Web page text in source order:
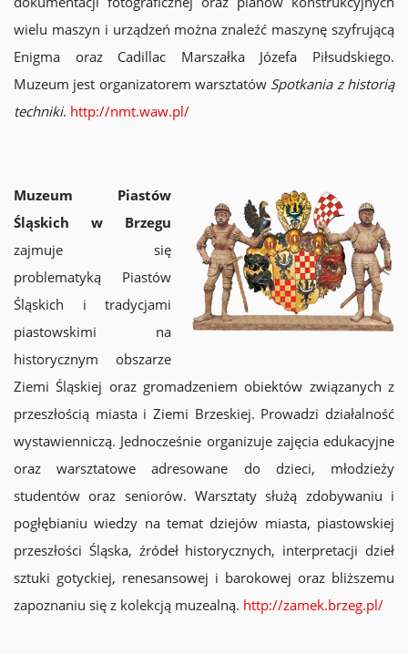
wielu maszyn i urządzeń można znaleźć maszynę szyfrującą
Enigma oraz Cadillac Marszałka Józefa Piłsudskiego.
Muzeum jest organizatorem warsztatów Spotkania z historią
techniki. http://nmt.waw.pl/
Muzeum Piastów
Śląskich w Brzegu
zajmuje się
problematyką Piastów
Śląskich i tradycjami
piastowskimi na
historycznym obszarze
Ziemi Śląskiej oraz gromadzeniem obiektów związanych z
przeszłością miasta i Ziemi Brzeskiej. Prowadzi działalność
wystawienniczą. Jednocześnie organizuje zajęcia edukacyjne
oraz warsztatowe adresowane do dzieci, młodzieży
studentów oraz seniorów. Warsztaty służą zdobywaniu i
pogłębianiu wiedzy na temat dziejów miasta, piastowskiej
przeszłości Śląska, źródeł historycznych, interpretacji dzieł
sztuki gotyckiej, renesansowej i barokowej oraz bliższemu
zapoznaniu się z kolekcją muzealną. http://zamek.brzeg.pl/